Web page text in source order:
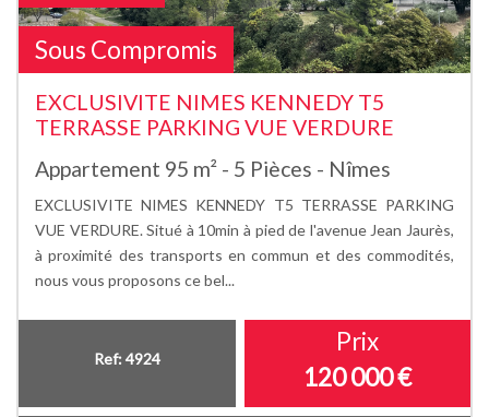
Sous Compromis
EXCLUSIVITE NIMES KENNEDY T5
TERRASSE PARKING VUE VERDURE
Appartement 95 m² - 5 Pièces - Nîmes
EXCLUSIVITE NIMES KENNEDY T5 TERRASSE PARKING
VUE VERDURE. Situé à 10min à pied de l'avenue Jean Jaurès,
à proximité des transports en commun et des commodités,
nous vous proposons ce bel...
Ref: 4924
Prix
120 000€